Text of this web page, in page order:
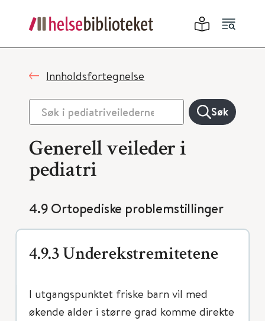
Innholdsfortegnelse
Søk
Generell veileder i
pediatri
4.9 Ortopediske problemstillinger
4.9.3 Underekstremitetene
I utgangspunktet friske barn vil med
økende alder i større grad komme direkte